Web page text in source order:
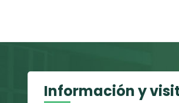
Información y